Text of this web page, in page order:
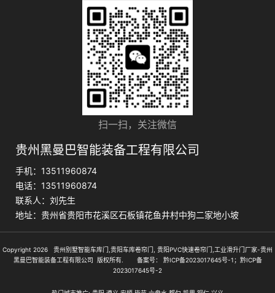
扫一扫，关注微信
贵州黑曼巴智能装备工程有限公司
手机：13511960874
电话：13511960874
联系人：刘先生
地址：贵州省贵阳市花溪区石板镇花鱼井村中狗二家地小坡
Copyright 2026 贵州别墅智能车库门,贵阳车库卷帘门, 贵阳PVC快速卷帘门,工业滑升门厂家-贵州
黑曼巴智能装备工程有限公司 版权所有. 备案号： 黔ICP备2023017645号-1；黔ICP备
2023017645号-2